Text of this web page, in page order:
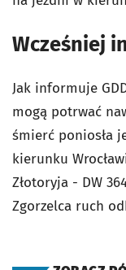
Wcześniej
Jak informuje
mogą potrwać
śmierć poniosła
kierunku
Złotoryja - DW
Zgorzelca ruch